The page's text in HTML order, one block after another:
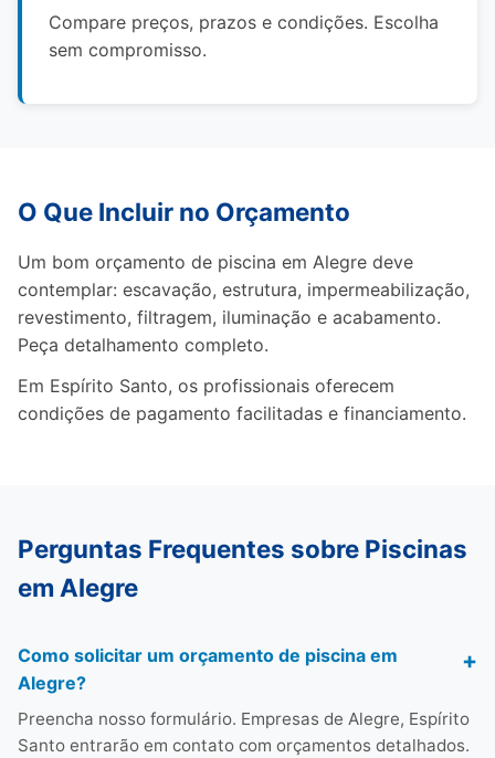
Compare preços, prazos e condições. Escolha
sem compromisso.
O Que Incluir no Orçamento
Um bom orçamento de piscina em Alegre deve
contemplar: escavação, estrutura, impermeabilização,
revestimento, filtragem, iluminação e acabamento.
Peça detalhamento completo.
Em Espírito Santo, os profissionais oferecem
condições de pagamento facilitadas e financiamento.
Perguntas Frequentes sobre Piscinas
em Alegre
Como solicitar um orçamento de piscina em
Alegre?
Preencha nosso formulário. Empresas de Alegre, Espírito
Santo entrarão em contato com orçamentos detalhados.